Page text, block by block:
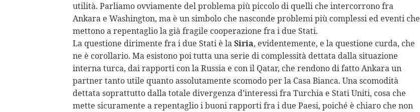
utilità. Parliamo ovviamente del problema più piccolo di quelli che intercorrono fra
Ankara e Washington, ma è un simbolo che nasconde problemi più complessi ed eventi che
mettono a repentaglio la già fragile cooperazione fra i due Stati.
La questione dirimente fra i due Stati è laSiria, evidentemente, e la questione curda, che
ne è corollario. Ma esistono poi tutta una serie di complessità dettata dalla situazione
interna turca, dai rapporti con la Russia e con il Qatar, che rendono di fatto Ankara un
partner tanto utile quanto assolutamente scomodo per la Casa Bianca. Una scomodità
dettata soprattutto dalla totale divergenza d’interessi fra Turchia e Stati Uniti, cosa che
mette sicuramente a repentaglio i buoni rapporti fra i due Paesi, poiché è chiaro che non